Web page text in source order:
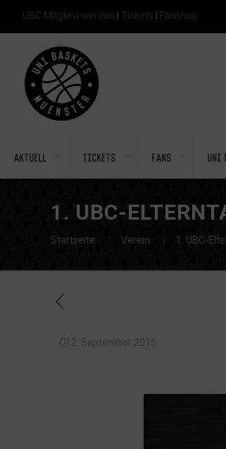
UBC Mitglied werden Tickets Fanshop
Aktuell Tickets Fans Uni
1. UBC-
Startseite Verein 1. UBC-
2. September 2015